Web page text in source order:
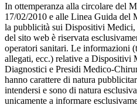
In ottemperanza alla circolare del
17/02/2010 e alle Linea Guida del
la pubblicità sui Dispositivi Medici,
del sito web è riservata
operatori sanitari. Le informazioni
allegati, ecc.) relative a
Diagnostici e Presidi Medico-
hanno carattere di natura
intendersi e sono di natura
unicamente a informare